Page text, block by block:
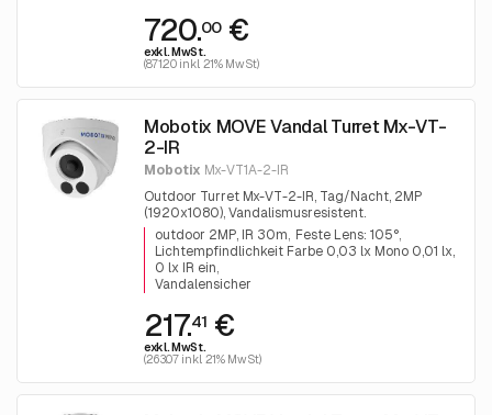
720.00€
exkl. MwSt.
(871.20 inkl. 21% MwSt)
Mobotix MOVE Vandal Turret Mx-VT-
2-IR
Mobotix Mx-VT1A-2-IR
Outdoor Turret Mx-VT-2-IR, Tag/Nacht, 2MP
(1920x1080), Vandalismusresistent.
outdoor 2MP, IR 30m Feste Lens: 105°
Lichtempfindlichkeit Farbe 0,03 lx Mono 0,01 lx,
0 lx IR ein
Vandalensicher
217.41 €
exkl. MwSt.
(263.07 inkl. 21% MwSt)